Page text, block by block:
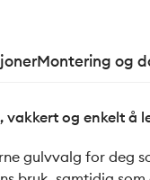
Montering og
vakkert og enkelt å
gulvvalg for deg